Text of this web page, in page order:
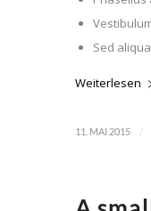
Sed
Weiterlesen
11. MAI 2015 /